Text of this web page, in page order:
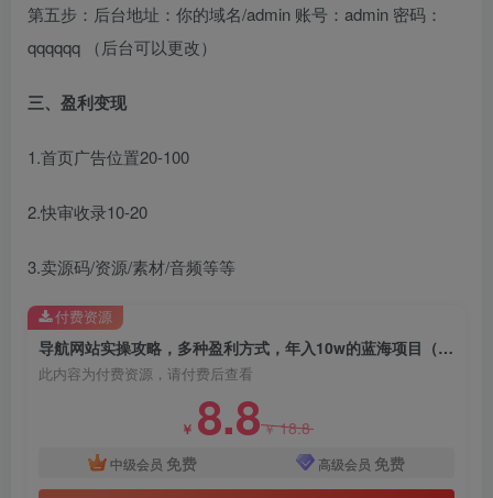
第五步：后台地址：你的域名/admin 账号：admin 密码：
qqqqqq （后台可以更改）
三、盈利变现
1.首页广告位置20-100
2.快审收录10-20
3.卖源码/资源/素材/音频等等
导航网站实操攻略，多种盈利方式，年入10w的蓝海项目（附搭建教学+源码）
此内容为付费资源，请付费后查看
￥ 8.8￥18.8
中级会员 免费 高级会员 免费
付费资源